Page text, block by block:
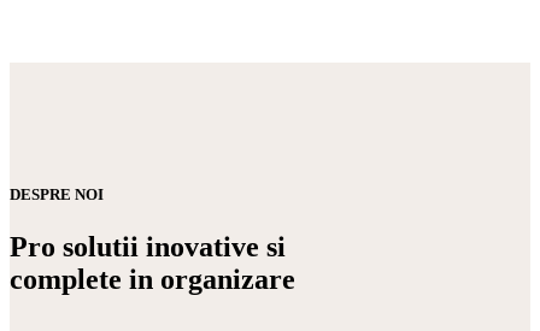
DESPRE NOI
Pro solutii inovative si
complete in organizare